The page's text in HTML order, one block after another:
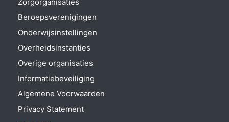
Beroepsverenigingen
Onderwijsinstellingen
Overheidsinstanties
Overige organisaties
Informatiebeveiliging
Algemene Voorwaarden
Privacy Statement